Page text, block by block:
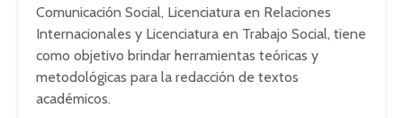
Comunicación Social, Licenciatura en Relaciones
Internacionales y Licenciatura en Trabajo Social, tiene
como objetivo brindar herramientas teóricas y
metodológicas para la redacción de textos
académicos.